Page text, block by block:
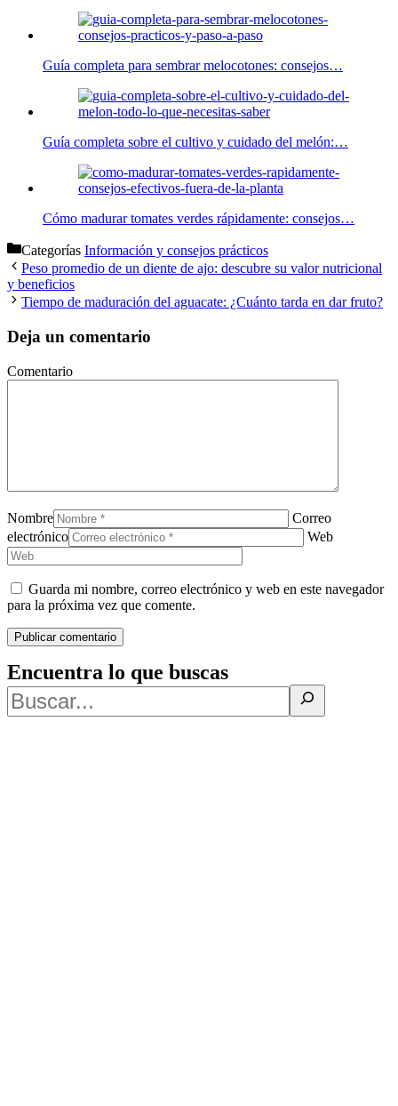
Guía completa para sembrar melocotones: consejos…
Guía completa sobre el cultivo y cuidado del melón:…
Cómo madurar tomates verdes rápidamente: consejos…
Categorías Información y consejos prácticos
Peso promedio de un diente de ajo: descubre su valor nutricional
y beneficios
Tiempo de maduración del aguacate: ¿Cuánto tarda en dar fruto?
Deja un comentario
Comentario
Nombre
Correo
electrónico
Web
Guarda mi nombre, correo electrónico y web en este navegador
para la próxima vez que comente.
Encuentra lo que buscas